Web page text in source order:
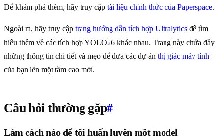
Để khám phá thêm, hãy truy cập tài liệu chính thức của Paperspace.
Ngoài ra, hãy truy cập trang hướng dẫn tích hợp Ultralytics để tìm
hiểu thêm về các tích hợp YOLO26 khác nhau. Trang này chứa đầy
những thông tin chi tiết và mẹo để đưa các dự án thị giác máy tính
của bạn lên một tầm cao mới.
Câu hỏi thường gặp#
Làm cách nào để tôi huấn luyện một model